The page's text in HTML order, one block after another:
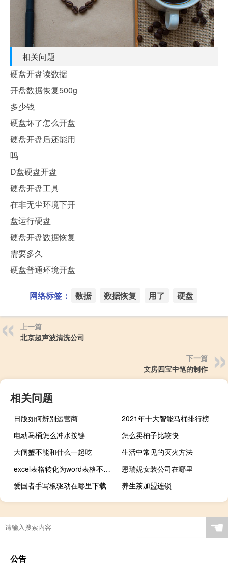
相关问题
硬盘开盘读数据
开盘数据恢复500g
多少钱
硬盘坏了怎么开盘
硬盘开盘后还能用
吗
D盘硬盘开盘
硬盘开盘工具
在非无尘环境下开
盘运行硬盘
硬盘开盘数据恢复
需要多久
硬盘普通环境开盘
网络标签： 数据 数据恢复 用了 硬盘
上一篇
北京超声波清洗公司
下一篇
文房四宝中笔的制作
相关问题
日版如何辨别运营商
2021年十大智能马桶排行榜
电动马桶怎么冲水按键
怎么卖柚子比较快
大闸蟹不能和什么一起吃
生活中常见的灭火方法
excel表格转化为word表格不变形（excel表格转化为word表格）
恩瑞妮女装公司在哪里
爱国者手写板驱动在哪里下载
养生茶加盟连锁
☚
公告